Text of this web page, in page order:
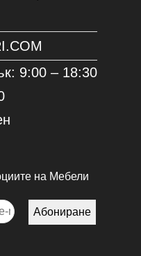
9:00 – 18:30
на Мебели